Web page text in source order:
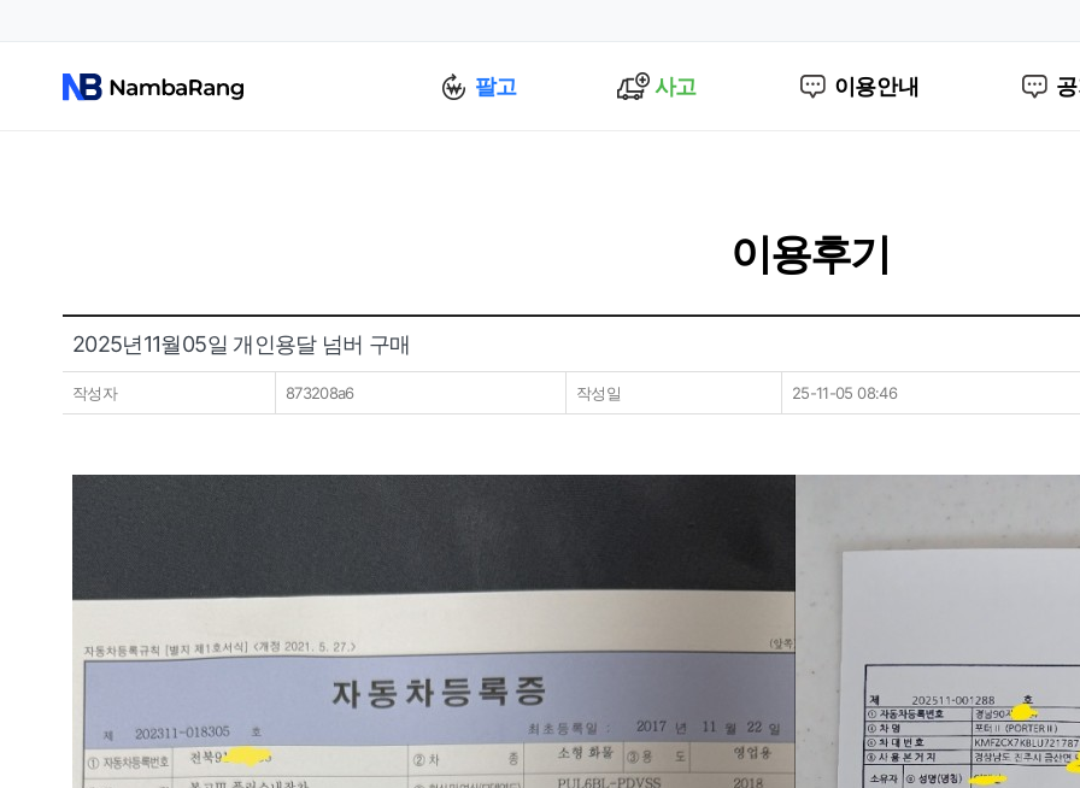
팔고 사고 이용안내
이용후기
2025년11월05일 개인용달 넘버 구매
작성자 873208a6 작성일 25-11-05 08:46